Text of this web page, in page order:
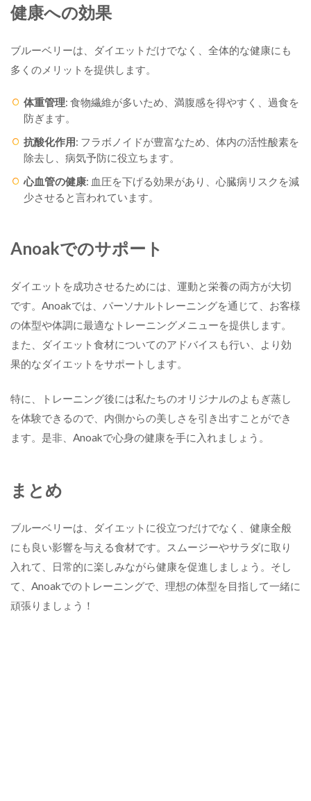
健康への効果
ブルーベリーは、ダイエットだけでなく、全体的な健康にも
多くのメリットを提供します。
体重管理: 食物繊維が多いため、満腹感を得やすく、過食を
防ぎます。
抗酸化作用: フラボノイドが豊富なため、体内の活性酸素を
除去し、病気予防に役立ちます。
心血管の健康: 血圧を下げる効果があり、心臓病リスクを減
少させると言われています。
Anoakでのサポート
ダイエットを成功させるためには、運動と栄養の両方が大切
です。Anoakでは、パーソナルトレーニングを通じて、お客様
の体型や体調に最適なトレーニングメニューを提供します。
また、ダイエット食材についてのアドバイスも行い、より効
果的なダイエットをサポートします。
特に、トレーニング後には私たちのオリジナルのよもぎ蒸し
を体験できるので、内側からの美しさを引き出すことができ
ます。是非、Anoakで心身の健康を手に入れましょう。
まとめ
ブルーベリーは、ダイエットに役立つだけでなく、健康全般
にも良い影響を与える食材です。スムージーやサラダに取り
入れて、日常的に楽しみながら健康を促進しましょう。そし
て、Anoakでのトレーニングで、理想の体型を目指して一緒に
頑張りましょう！